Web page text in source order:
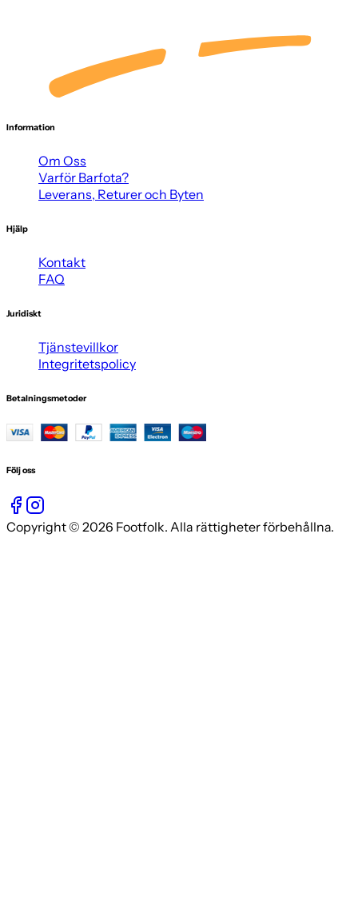
Information
Om Oss
Varför Barfota?
Leverans, Returer och Byten
Hjälp
Kontakt
FAQ
Juridiskt
Tjänstevillkor
Integritetspolicy
Betalningsmetoder
Följ oss
Copyright © 2026 Footfolk. Alla rättigheter förbehållna.